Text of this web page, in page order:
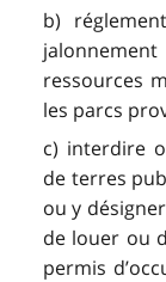
b)
ressources
les parcs
c) interdire
de terres
ou y
de louer ou
permis